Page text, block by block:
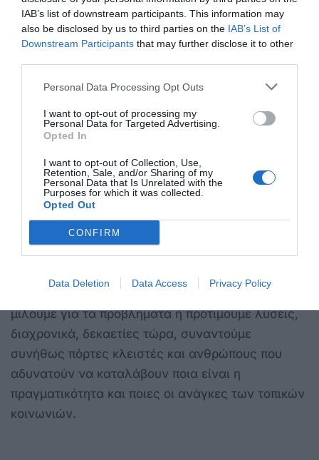
IAB’s list of downstream participants. This information may
also be disclosed by us to third parties on the IAB’s List of
Downstream Participants that may further disclose it to other
Personal Data Processing Opt Outs
I want to opt-out of processing my
Personal Data for Targeted Advertising.
Opted In
I want to opt-out of Collection, Use,
Retention, Sale, and/or Sharing of my
Personal Data that Is Unrelated with the
Purposes for which it was collected.
Opted Out
CONFIRM
Data Deletion Data Access Privacy Policy
παραστάσεις διαμαρτυρίας κλπ, ο υπουργός κ.
Κυρανάκης, αντιλαμβανόμενος την εξαιρετική
σοβαρότητα του θέματος, έδωσε εντολή στη
νομική υπηρεσία του υπουργείου του για τη
Σε συνεχή επικοινωνία μαζί τους τις
προηγούμενες ημέρες, διαμορφώθηκε το τελικό
κείμενο, το οποίο οδεύει για ψήφιση στη Βουλή.
Παρόλα αυτά, εμείς ξεκινούμε από Τετάρτη 06
Μαϊου το πρόγραμμα της αστικής συγκοινωνίας,
προσδοκώντας ότι άμεσα θα ψηφίσουν τις
απαραίτητες νομοθετικές ρυθμίσεις, προκειμένου
μιλούμε για τα προβλήματα ή προτιμούμε λύσεις,
διαχρονικά, δεκαετίες τώρα, συναντούμε
συνήθως πόρτες κλειστές και ανθρώπους που
αδυνατούν να καταλάβουν ποια είναι η
πραγματικότητα και ποιες οι ανάγκες των τοπικών
κοινωνιών.